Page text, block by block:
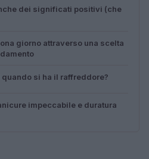
dei significati positivi (che
giorno attraverso una scelta
si ha il raffreddore?
impeccabile e duratura